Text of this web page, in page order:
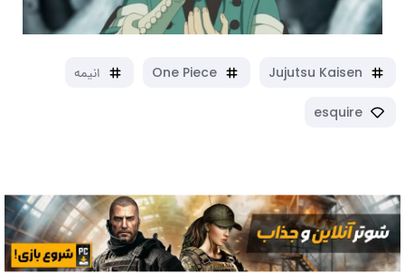
Jujutsu Kaisen
One Piece انیمه
esquire